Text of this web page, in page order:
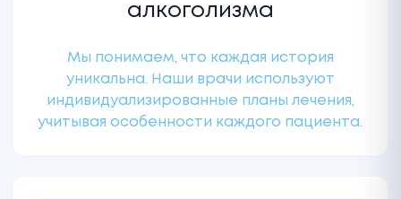
алкоголизма
Мы понимаем, что каждая история
уникальна. Наши врачи используют
индивидуализированные планы лечения,
учитывая особенности каждого пациента.